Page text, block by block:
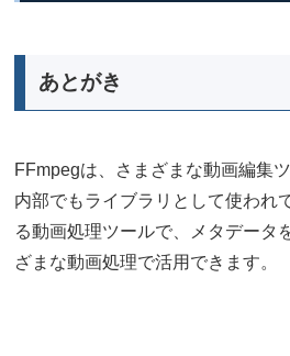
あとがき
FFmpegは、さまざまな動画編集
内部でもライブラリとして使われ
る動画処理ツールで、メタデータ
ざまな動画処理で活用できます。